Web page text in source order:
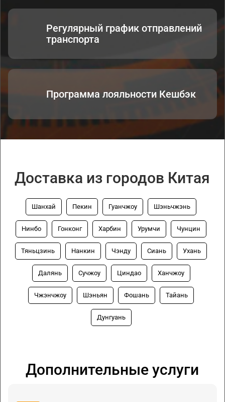
Регулярный график отправлений
транспорта
Программа лояльности Кешбэк
Доставка из городов Китая
Шанхай Пекин Гуанчжоу Шэньчжэнь
Нинбо Гонконг Харбин Урумчи Чунцин
Тяньцзинь Нанкин Чэнду Сиань Ухань
Далянь Сучжоу Циндао Ханчжоу
Чжэнчжоу Шэньян Фошань Тайань
Дунгуань
Дополнительные услуги